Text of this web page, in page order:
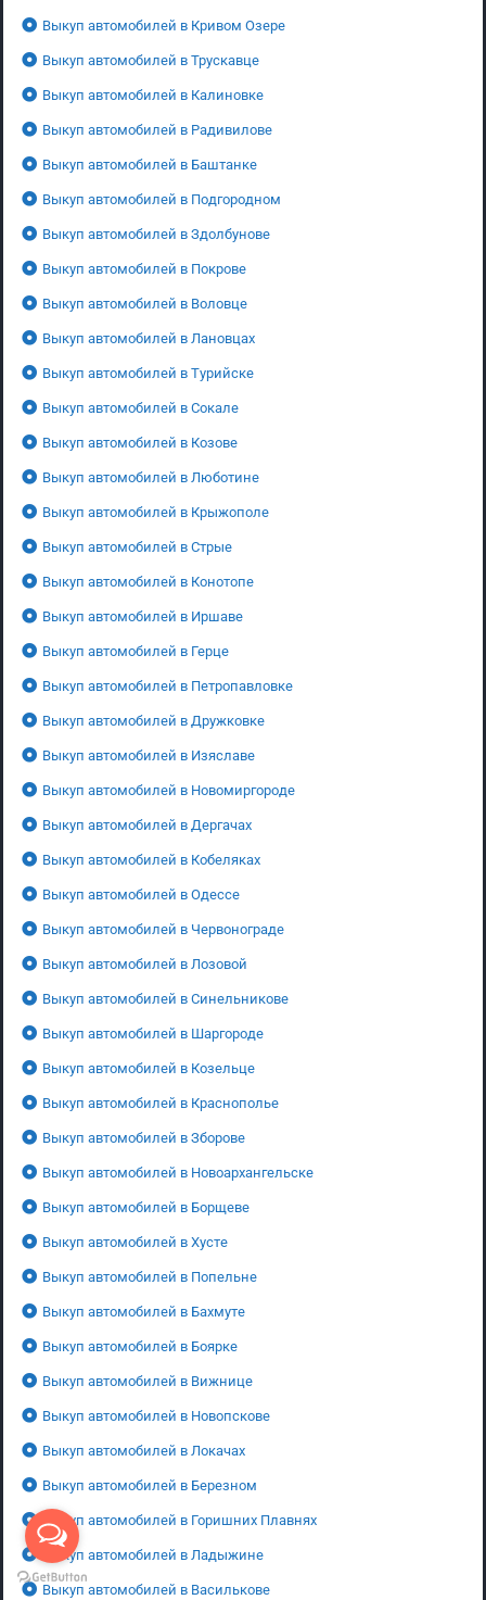
Выкуп автомобилей в Кривом Озере
Выкуп автомобилей в Трускавце
Выкуп автомобилей в Калиновке
Выкуп автомобилей в Радивилове
Выкуп автомобилей в Баштанке
Выкуп автомобилей в Подгородном
Выкуп автомобилей в Здолбунове
Выкуп автомобилей в Покрове
Выкуп автомобилей в Воловце
Выкуп автомобилей в Лановцах
Выкуп автомобилей в Турийске
Выкуп автомобилей в Сокале
Выкуп автомобилей в Козове
Выкуп автомобилей в Люботине
Выкуп автомобилей в Крыжополе
Выкуп автомобилей в Стрые
Выкуп автомобилей в Конотопе
Выкуп автомобилей в Иршаве
Выкуп автомобилей в Герце
Выкуп автомобилей в Петропавловке
Выкуп автомобилей в Дружковке
Выкуп автомобилей в Изяславе
Выкуп автомобилей в Новомиргороде
Выкуп автомобилей в Дергачах
Выкуп автомобилей в Кобеляках
Выкуп автомобилей в Одессе
Выкуп автомобилей в Червонограде
Выкуп автомобилей в Лозовой
Выкуп автомобилей в Синельникове
Выкуп автомобилей в Шаргороде
Выкуп автомобилей в Козельце
Выкуп автомобилей в Краснополье
Выкуп автомобилей в Зборове
Выкуп автомобилей в Новоархангельске
Выкуп автомобилей в Борщеве
Выкуп автомобилей в Хусте
Выкуп автомобилей в Попельне
Выкуп автомобилей в Бахмуте
Выкуп автомобилей в Боярке
Выкуп автомобилей в Вижнице
Выкуп автомобилей в Новопскове
Выкуп автомобилей в Локачах
Выкуп автомобилей в Березном
Выкуп автомобилей в Горишних Плавнях
Выкуп автомобилей в Ладыжине
Выкуп автомобилей в Василькове